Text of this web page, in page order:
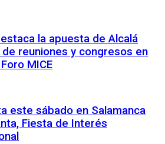
la apuesta de Alcalá
reuniones y congresos en
MICE
este sábado en Salamanca
Fiesta de Interés